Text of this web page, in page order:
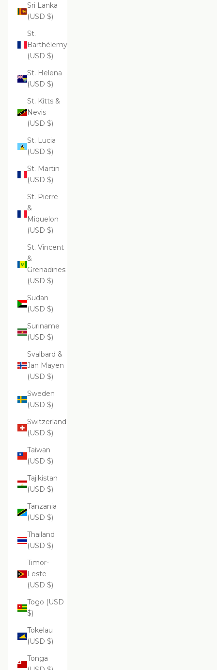
Sri Lanka
(USD $)
St.
Barthélemy
(USD $)
St. Helena
(USD $)
St. Kitts &
Nevis
(USD $)
St. Lucia
(USD $)
St. Martin
(USD $)
St. Pierre
&
Miquelon
(USD $)
St. Vincent
&
Grenadines
(USD $)
Sudan
(USD $)
Suriname
(USD $)
Svalbard &
Jan Mayen
(USD $)
Sweden
(USD $)
Switzerland
(USD $)
Taiwan
(USD $)
Tajikistan
(USD $)
Tanzania
(USD $)
Thailand
(USD $)
Timor-
Leste
(USD $)
Togo (USD
$)
Tokelau
(USD $)
Tonga